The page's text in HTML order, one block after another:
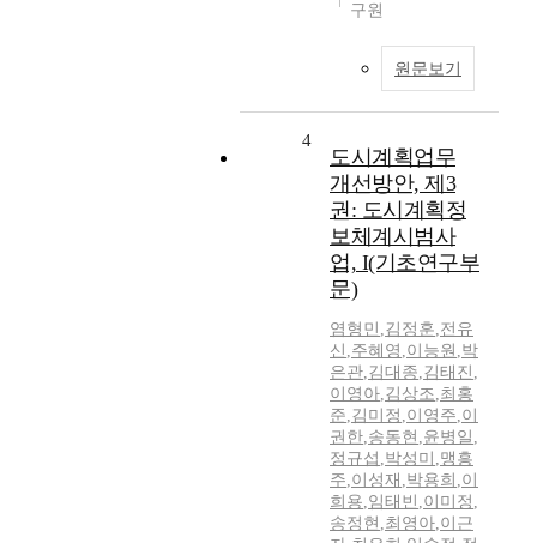
구원
원문보기
4
도시계획업무
개선방안, 제3
권: 도시계획정
보체계시범사
업, I(기초연구부
문)
염형민 ,김정훈,전유
신 ,주혜영 ,이능원 ,박
은관,김대종,김태진 ,
이영아,김상조,최홍
준,김미정 ,이영주,이
권한,송동현 ,윤병일 ,
정규섭 ,박성미 ,맹흥
주,이성재 ,박용희 ,이
희용,임태빈 ,이미정 ,
송정현 ,최영아,이근